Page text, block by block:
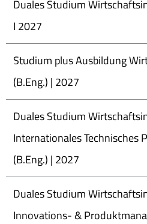
Duales Studium
I 2027
Studium plus Ausbildung
(B.Eng.) | 2027
Duales Studium
Internationales Technisches
(B.Eng.) | 2027
Duales Studium
Innovations- &